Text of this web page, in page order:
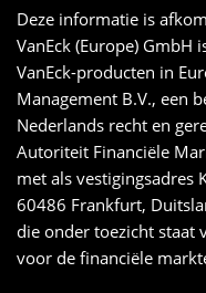
Deze informatie is
VanEck (Europe) GmbH
VanEck-producten in
Management B.V., een
Nederlands recht en
Autoriteit Financiële
met als vestigingsadres
60486 Frankfurt,
die onder toezicht staat
voor de financiële